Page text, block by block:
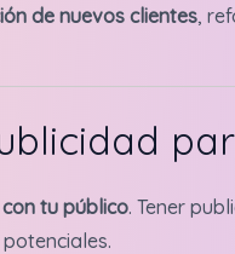
de nuevos clientes,
tu público. Tener